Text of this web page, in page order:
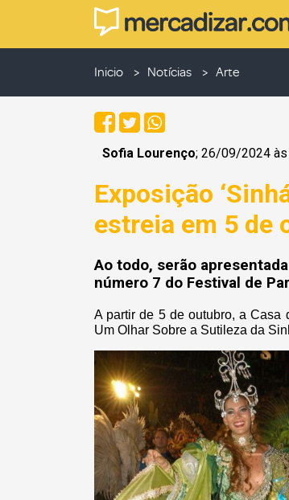
Inicio Notícias Arte
Sofia Lourenço; 26/09/2024 às
Exposição
estreia em 5 de
Ao todo, serão
número 7 do Festival de
A partir de 5 de outubro, a Casa
Um Olhar Sobre a Sutileza da